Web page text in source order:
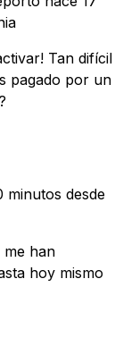
Tan difícil
pagado por un
minutos desde
me han
hoy mismo